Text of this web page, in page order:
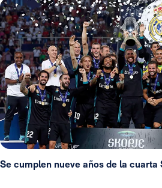
Se cumplen nueve años de la cuarta